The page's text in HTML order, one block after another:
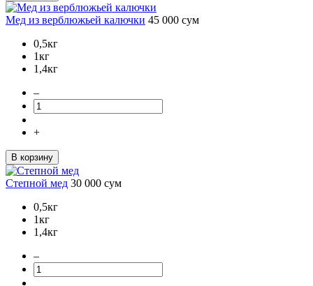
Мед из верблюжьей калючки 45 000 сум
0,5кг
1кг
1,4кг
–
+
В корзину
Степной мед 30 000 сум
0,5кг
1кг
1,4кг
–